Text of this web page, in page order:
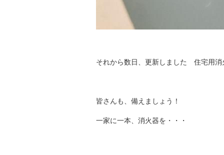
それから数日、更新しました 住宅用消
皆さんも、備えましょう！
一家に一本、消火器を・・・